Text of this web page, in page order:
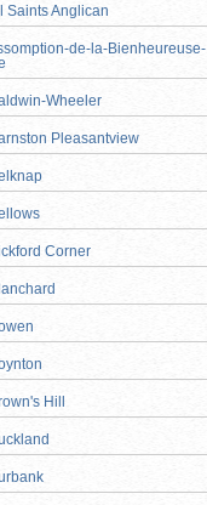
Saints Anglican
de-la-Bienheureuse-
Wheeler
Pleasantview
Corner
Hill